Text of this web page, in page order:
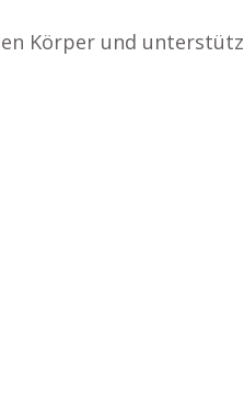
Körper und